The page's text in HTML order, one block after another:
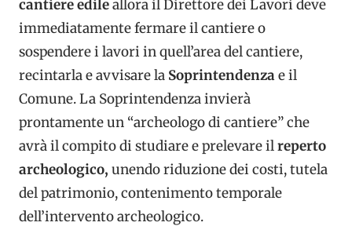
cantiere edileallora il Direttore dei Lavori deve
immediatamente fermare il cantiere o
sospendere i lavori in quell’area del cantiere,
recintarla e avvisare la Soprintendenzae il
Comune. La Soprintendenza invierà
prontamente un “archeologo di cantiere” che
avrà il compito di studiare e prelevare ilreperto
archeologico, unendo riduzione dei costi, tutela
del patrimonio, contenimento temporale
dell’intervento archeologico.